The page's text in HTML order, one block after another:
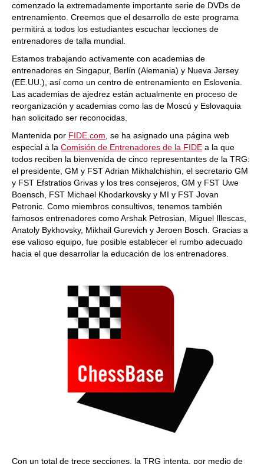
comenzado la extremadamente importante serie de DVDs de
entrenamiento. Creemos que el desarrollo de este programa
permitirá a todos los estudiantes escuchar lecciones de
entrenadores de talla mundial.
Estamos trabajando activamente con academias de
entrenadores en Singapur, Berlín (Alemania) y Nueva Jersey
(EE.UU.), así como un centro de entrenamiento en Eslovenia.
Las academias de ajedrez están actualmente en proceso de
reorganización y academias como las de Moscú y Eslovaquia
han solicitado ser reconocidas.
Mantenida por FIDE.com , se ha asignado una página web
especial a la Comisión de Entrenadores de la FIDE a la que
todos reciben la bienvenida de cinco representantes de la TRG:
el presidente, GM y FST Adrian Mikhalchishin, el secretario GM
y FST Efstratios Grivas y los tres consejeros, GM y FST Uwe
Boensch, FST Michael Khodarkovsky y MI y FST Jovan
Petronic. Como miembros consultivos, tenemos también
famosos entrenadores como Arshak Petrosian, Miguel Illescas,
Anatoly Bykhovsky, Mikhail Gurevich y Jeroen Bosch. Gracias a
ese valioso equipo, fue posible establecer el rumbo adecuado
hacia el que desarrollar la educación de los entrenadores.
Con un total de trece secciones, la TRG intenta, por medio de